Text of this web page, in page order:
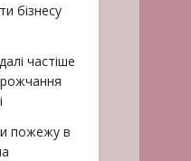
бізнесу
частіше
пожежу в